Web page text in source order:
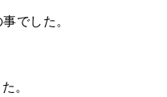
でした。
。